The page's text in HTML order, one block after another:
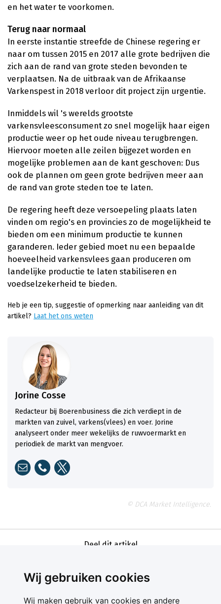
Wij gebruiken cookies
Wij maken gebruik van cookies en andere
en het water te voorkomen.
Terug naar normaal
In eerste instantie streefde de Chinese regering er
naar om tussen 2015 en 2017 alle grote bedrijven die
zich aan de rand van grote steden bevonden te
verplaatsen. Na de uitbraak van de Afrikaanse
Varkenspest in 2018 verloor dit project zijn urgentie.
Inmiddels wil 's werelds grootste
varkensvleesconsument zo snel mogelijk haar eigen
productie weer op het oude niveau terugbrengen.
Hiervoor moeten alle zeilen bijgezet worden en
mogelijke problemen aan de kant geschoven: Dus
ook de plannen om geen grote bedrijven meer aan
de rand van grote steden toe te laten.
De regering heeft deze versoepeling plaats laten
vinden om regio's en provincies zo de mogelijkheid te
bieden om een minimum productie te kunnen
garanderen. Ieder gebied moet nu een bepaalde
hoeveelheid varkensvlees gaan produceren om
landelijke productie te laten stabiliseren en
voedselzekerheid te bieden.
Heb je een tip, suggestie of opmerking naar aanleiding van dit
artikel? Laat het ons weten
Jorine Cosse
Redacteur bij Boerenbusiness die zich verdiept in de
markten van zuivel, varkens(vlees) en voer. Jorine
analyseert onder meer wekelijks de ruwvoermarkt en
periodiek de markt van mengvoer.
© DCA Market Intelligence.
Deel dit artikel